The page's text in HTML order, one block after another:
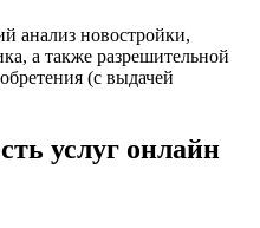
анализ новостройки,
а также разрешительной
(с выдачей
услуг онлайн